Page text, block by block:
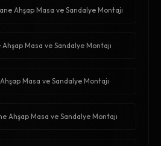
Ahşap Masa ve Sandalye Montajı
Masa ve Sandalye Montajı
Masa ve Sandalye Montajı
Ahşap Masa ve Sandalye Montajı